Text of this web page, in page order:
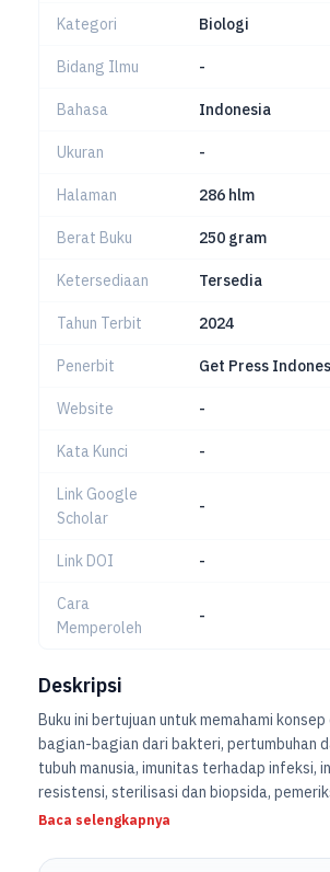
Kategori Biologi
Bidang Ilmu -
Bahasa Indonesia
Ukuran -
Halaman 286 hlm
Berat Buku 250 gram
Ketersediaan Tersedia
Tahun Terbit 2024
Penerbit Get Press
Website -
Kata Kunci -
Link Google
Scholar
-
Link DOI -
Cara
Memperoleh
-
Deskripsi
Buku ini bertujuan untuk memahami
bagian-bagian dari bakteri, pertumbuhan dan perkembangan bakteri, genetika bakteri, flora normal
tubuh manusia, imunitas terhadap infeksi,
resistensi, sterilisasi dan biopsida,
Baca selengkapnya